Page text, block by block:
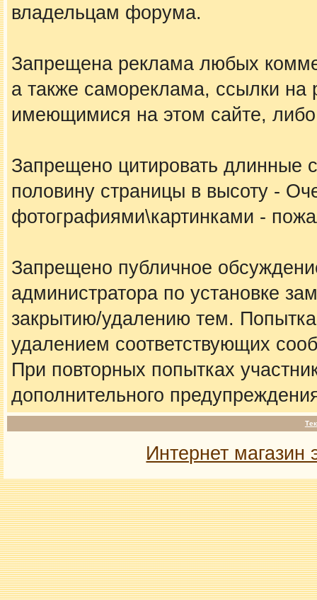
владельцам форума.
Запрещена реклама любых
а также самореклама, ссылки
имеющимися на этом сайте,
Запрещено цитировать
половину страницы в высоту -
фотографиями\картинками -
Запрещено публичное
администратора по установке
закрытию/удалению тем.
удалением соответствующих
При повторных попытках
дополнительного
Интернет